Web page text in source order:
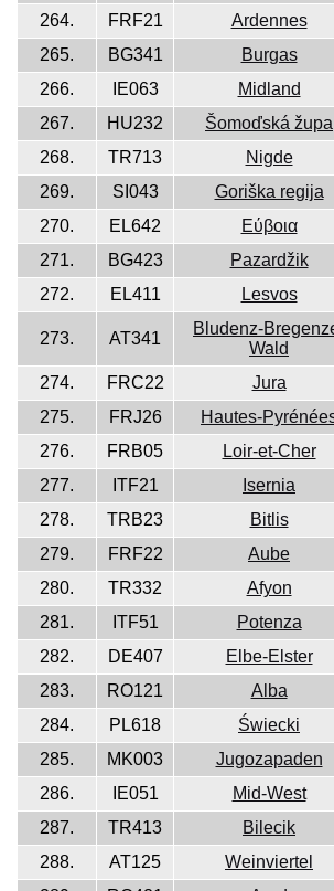
264.
FRF21 Ardennes
265.
BG341 Burgas
266.
IE063 Midland
267.
HU232 Šomoďská župa
268.
TR713 Nigde
269.
SI043 Goriška regija
270.
EL642 Εύβοια
271.
BG423 Pazardžik
272.
EL411 Lesvos
273. AT341
Bludenz-
Wald
274. FRC22 Jura
275.
FRJ26 Hautes-
276.
FRB05 Loir-et-Cher
277.
ITF21 Isernia
278.
TRB23 Bitlis
279.
FRF22 Aube
280.
TR332 Afyon
281.
ITF51 Potenza
282.
DE407 Elbe-Elster
283.
RO121 Alba
284.
PL618 Świecki
285.
MK003 Jugozapaden
286.
IE051 Mid-West
287.
TR413 Bilecik
288.
AT125 Weinviertel